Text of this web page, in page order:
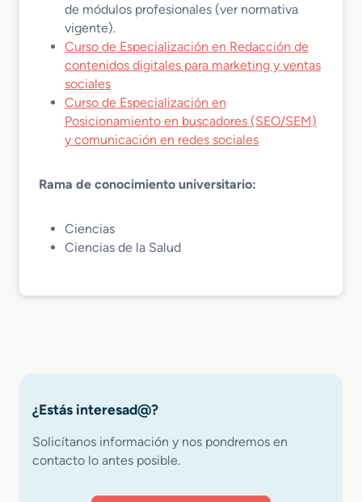
de módulos profesionales (ver normativa
vigente).
Curso de Especialización en Redacción de
contenidos digitales para marketing y ventas
sociales
Curso de Especialización en
Posicionamiento en buscadores (SEO/SEM)
y comunicación en redes sociales
Rama de conocimiento universitario:
Ciencias
Ciencias de la Salud
¿Estás interesad@?
Solicítanos información y nos pondremos en
contacto lo antes posible.